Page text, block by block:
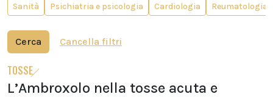
Sanità Psichiatria e psicologia Cardiologia Reumatologia
Cerca Cancella filtri
TOSSE
L’Ambroxolo nella tosse acuta e